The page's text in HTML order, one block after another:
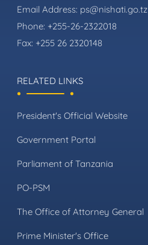
Email Address: ps@nishati.go.tz
Phone: +255-26-2322018
Fax: +255 26 2320148
RELATED LINKS
President's Official Website
Government Portal
Parliament of Tanzania
PO-PSM
The Office of Attorney General
Prime Minister's Office